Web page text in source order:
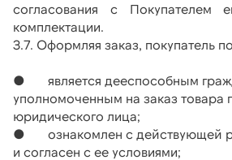
согласования с Покупателем
комплектации.
3.7. Оформляя заказ, покупатель
●       является дееспособным
уполномоченным на заказ товара
юридического лица;
●       ознакомлен с
и согласен с ее условиями;